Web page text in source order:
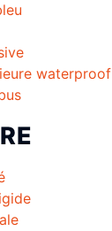
waterproof